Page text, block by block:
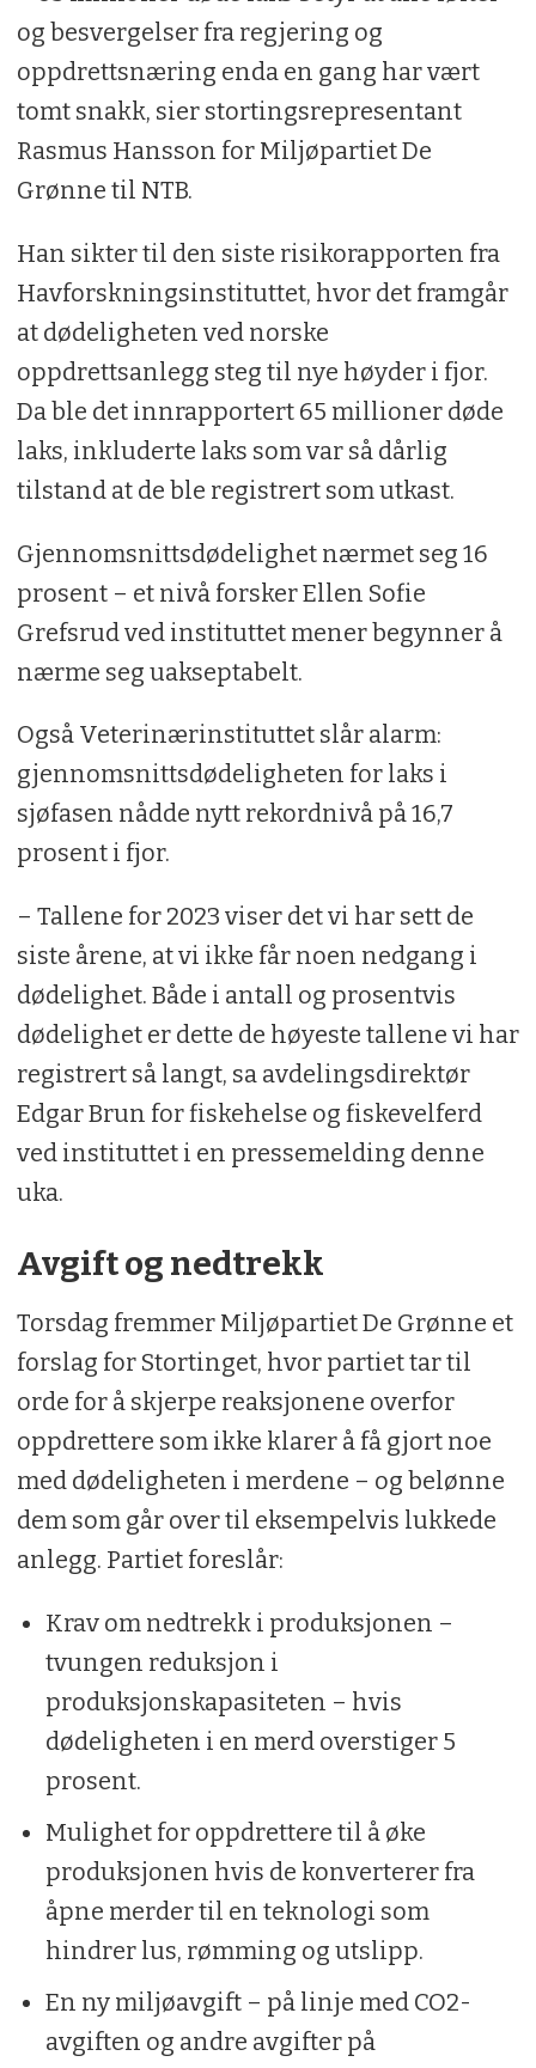
og besvergelser fra regjering og
oppdrettsnæring enda en gang har vært
tomt snakk, sier stortingsrepresentant
Rasmus Hansson for Miljøpartiet De
Grønne til NTB.
Han sikter til den siste risikorapporten fra
Havforskningsinstituttet, hvor det framgår
at dødeligheten ved norske
oppdrettsanlegg steg til nye høyder i fjor.
Da ble det innrapportert 65 millioner døde
laks, inkluderte laks som var så dårlig
tilstand at de ble registrert som utkast.
Gjennomsnittsdødelighet nærmet seg 16
prosent – et nivå forsker Ellen Sofie
Grefsrud ved instituttet mener begynner å
nærme seg uakseptabelt.
Også Veterinærinstituttet slår alarm:
gjennomsnittsdødeligheten for laks i
sjøfasen nådde nytt rekordnivå på 16,7
prosent i fjor.
– Tallene for 2023 viser det vi har sett de
siste årene, at vi ikke får noen nedgang i
dødelighet. Både i antall og prosentvis
dødelighet er dette de høyeste tallene vi har
registrert så langt, sa avdelingsdirektør
Edgar Brun for fiskehelse og fiskevelferd
ved instituttet i en pressemelding denne
uka.
Avgift og nedtrekk
Torsdag fremmer Miljøpartiet De Grønne et
forslag for Stortinget, hvor partiet tar til
orde for å skjerpe reaksjonene overfor
oppdrettere som ikke klarer å få gjort noe
med dødeligheten i merdene – og belønne
dem som går over til eksempelvis lukkede
anlegg. Partiet foreslår:
Krav om nedtrekk i produksjonen –
tvungen reduksjon i
produksjonskapasiteten – hvis
dødeligheten i en merd overstiger 5
prosent.
Mulighet for oppdrettere til å øke
produksjonen hvis de konverterer fra
åpne merder til en teknologi som
hindrer lus, rømming og utslipp.
En ny miljøavgift – på linje med CO2-
avgiften og andre avgifter på